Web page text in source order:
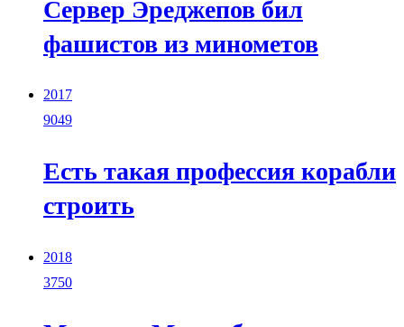
Сервер Эреджепов бил
фашистов из минометов
2017
9049
Есть такая профессия корабли
строить
2018
3750